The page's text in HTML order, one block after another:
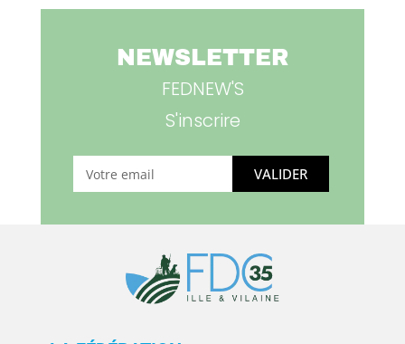
NEWSLETTER
FEDNEW'S
S'inscrire
VALIDER